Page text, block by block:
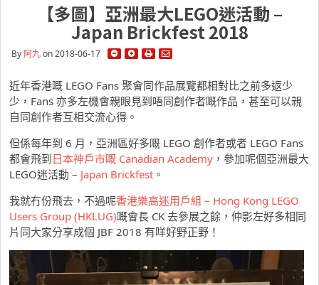
【多圖】亞洲最大LEGO迷活動 –
Japan Brickfest 2018
By 阿九on 2018-06-17
近年香港嘅 LEGO Fans 聚會同作品展覽都相對比之前多返少
少，Fans 亦多左機會親眼見到唔同創作者嘅作品，甚至可以親
自同創作者互相交流心得。
但係每年到 6 月，亞洲區好多嘅 LEGO 創作者或者 LEGO Fans
都會飛到日本神戶市嘅 Canadian Academy ，參加呢個亞洲最大
LEGO迷活動 – Japan Brickfest 。
我就冇份飛去，不過呢香港樂高迷用戶組 – Hong Kong LEGO
Users Group (HKLUG)嘅會長 CK 去參展之餘，仲影左好多相同
片同大家分享成個 JBF 2018 有咩好野正野！